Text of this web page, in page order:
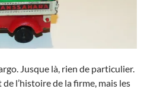
Jusque là, rien de particulier.
l’histoire de la firme, mais les